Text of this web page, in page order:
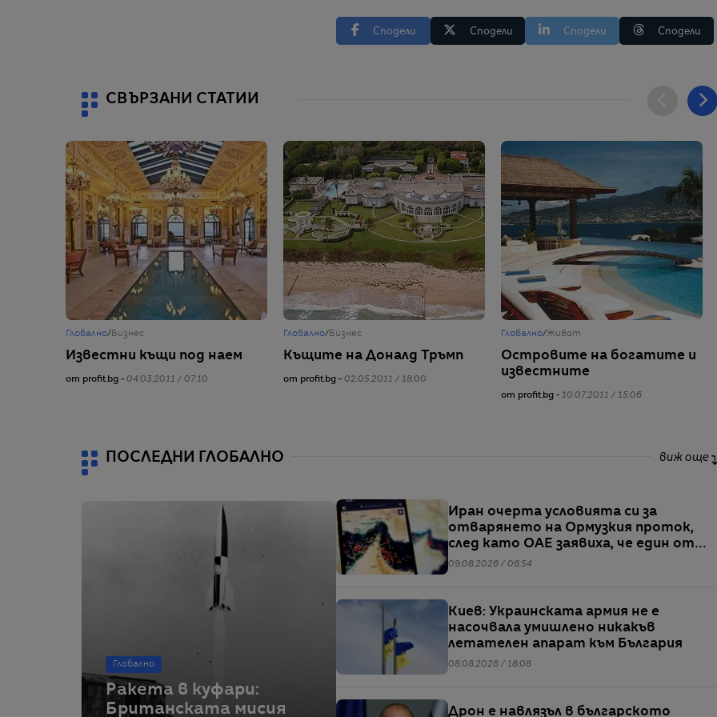
Сподели Сподели Сподели Сподели
СВЪРЗАНИ СТАТИИ
Глобално/Бизнес
Известни къщи под наем
от profit.bg - 04.03.2011 / 07:10
Глобално/Бизнес
Къщите на Доналд Тръмп
от profit.bg - 02.05.2011 / 18:00
Глобално/Живот
Островите на богатите и
известните
от profit.bg - 10.07.2011 / 15:06
ПОСЛЕДНИ ГЛОБАЛНО виж още
Глобално
Ракета в куфари:
Британската мисия
Иран очерта условията си за
отварянето на Ормузкия проток,
след като ОАЕ заявиха, че един от
корабите им е бил обект на
09.08.2026 / 06:54
Киев: Украинската армия не е
насочвала умишлено никакъв
летателен апарат към България
08.08.2026 / 18:08
Дрон е навлязъл в българското